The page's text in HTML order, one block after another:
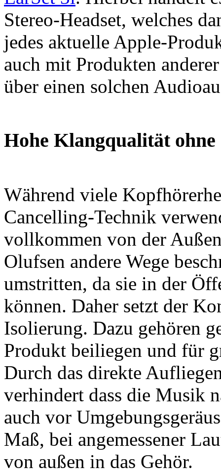
Stereo-Headset, welches
jedes aktuelle Apple-
auch mit Produkten
über einen solchen
Hohe Klangqualität
Während viele
Cancelling-Technik
vollkommen von der
Olufsen andere Wege
umstritten, da sie in der
können. Daher setzt der
Isolierung. Dazu gehören
Produkt beiliegen und für
Durch das direkte
verhindert dass die Musik
auch vor
Maß, bei angemessener
von außen in das Gehör.